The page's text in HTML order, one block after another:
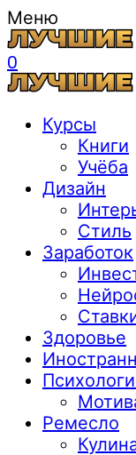
Меню
0
Курсы
Книги
Учёба
Дизайн
Стиль
Заработок
Здоровье
Ремесло